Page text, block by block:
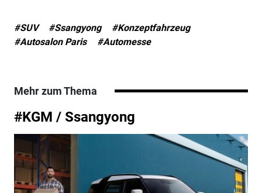
#SUV #Ssangyong
#Konzeptfahrzeug
#Autosalon Paris
#Automesse
Mehr zum Thema
#KGM / Ssangyong